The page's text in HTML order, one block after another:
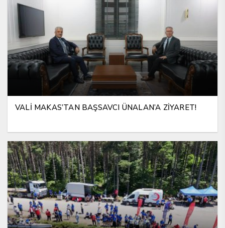
VALİ MAKAS’TAN BAŞSAVCI ÜNALAN’A ZİYARET!